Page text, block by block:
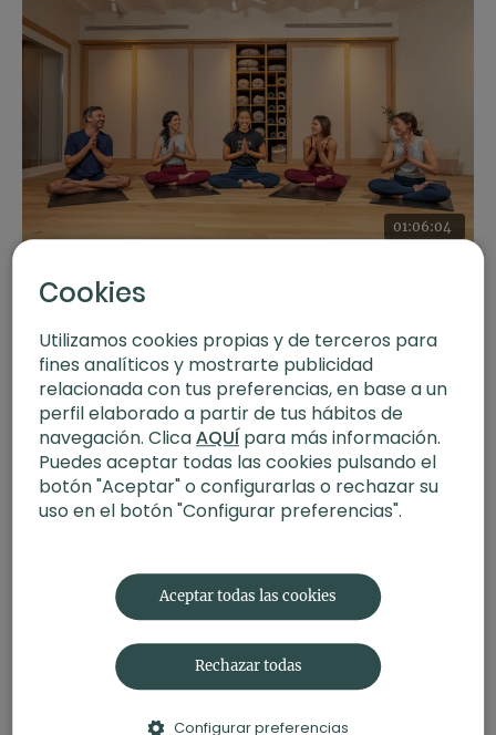
01:06:04
Cookies
Utilizamos cookies propias y de terceros para
fines analíticos y mostrarte publicidad
relacionada con tus preferencias, en base a un
perfil elaborado a partir de tus hábitos de
navegación. ClicaAQUÍpara más información.
Puedes aceptar todas las cookies pulsando el
botón "Aceptar" o configurarlas o rechazar su
uso en el botón "Configurar preferencias".
Aceptar todas las cookies
Rechazar todas
Configurar preferencias